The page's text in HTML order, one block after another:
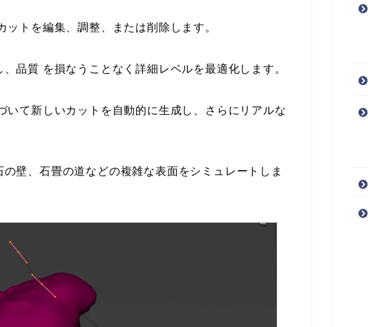
ットを編集、調整、または削除します。
品質 を損なうことなく詳細レベルを最適化します。
いて新しいカットを自動的に生成し、さらにリアルな
の壁、石畳の道などの複雑な表面をシミュレートしま